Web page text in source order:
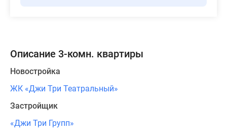
Описание 3-комн. квартиры
Новостройка
ЖК «Джи Три Театральный»
Застройщик
«Джи Три Групп»